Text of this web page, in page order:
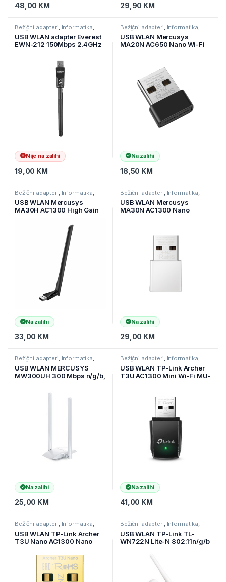
48,00 KM 29,90 KM
Bežični adapteri Informatika
Mrežna oprema
USB WLAN adapter Everest
EWN-212 150Mbps 2.4GHz
Nije na zalihi
19,00 KM
Bežični adapteri Informatika
Mrežna oprema
USB WLAN Mercusys
MA20N AC650 Nano Wi-Fi
Na zalihi
18,50 KM
Bežični adapteri, Informatika,
Mrežna oprema
USB WLAN Mercusys
MA30H AC1300 High Gain
Na zalihi
33,00 KM
Bežični adapteri, Informatika,
Mrežna oprema
USB WLAN Mercusys
MA30N AC1300 Nano
Na zalihi
29,00 KM
Bežični adapteri, Informatika,
Mrežna oprema
USB WLAN MERCUSYS
MW300UH 300 Mbps n/g/b,
Na zalihi
25,00 KM
Bežični adapteri, Informatika,
Mrežna oprema
USB WLAN TP-Link Archer
T3U AC1300 Mini Wi-Fi MU-
400Mbps at 2.4GHz, USB
Na zalihi
41,00 KM
Bežični adapteri, Informatika,
Mrežna oprema
USB WLAN TP-Link Archer
T3U Nano AC1300 Nano
Adapter,Nano size, 5GHz +
Bežični adapteri, Informatika,
Mrežna oprema
USB WLAN TP-Link TL-
WN722N Lite-N 802.11n/g/b